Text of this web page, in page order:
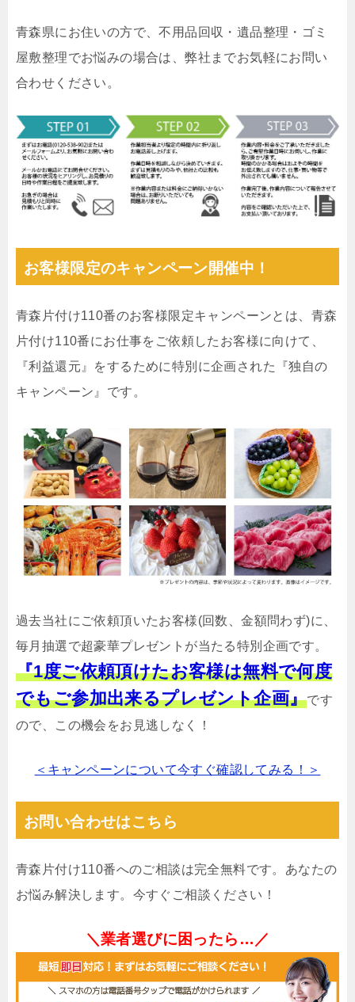
青森県にお住いの方で、不用品回収・遺品整理・ゴミ
屋敷整理でお悩みの場合は、弊社までお気軽にお問い
合わせください。
お客様限定のキャンペーン開催中！
青森片付け110番のお客様限定キャンペーンとは、青森
片付け110番にお仕事をご依頼したお客様に向けて、
『利益還元』をするために特別に企画された『独自の
キャンペーン』です。
過去当社にご依頼頂いたお客様(回数、金額問わず)に、
毎月抽選で超豪華プレゼントが当たる特別企画です。
『1度ご依頼頂けたお客様は無料で何度
でもご参加出来るプレゼント企画』です
ので、この機会をお見逃しなく！
＜キャンペーンについて今すぐ確認してみる！＞
お問い合わせはこちら
青森片付け110番へのご相談は完全無料です。あなたの
お悩み解決します。今すぐご相談ください！
＼業者選びに困ったら…／